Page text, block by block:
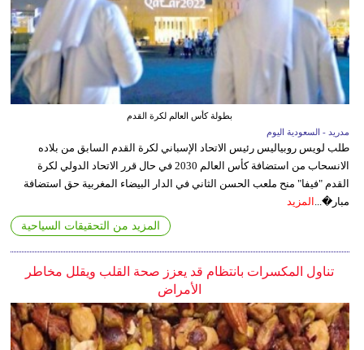
بطولة كأس العالم لكرة القدم
مدريد - السعودية اليوم
طلب لويس روبياليس رئيس الاتحاد الإسباني لكرة القدم السابق من بلاده
الانسحاب من استضافة كأس العالم 2030 في حال قرر الاتحاد الدولي لكرة
القدم "فيفا" منح ملعب الحسن الثاني في الدار البيضاء المغربية حق استضافة
مبار�...
المزيد
المزيد من التحقيقات السياحية
تناول المكسرات بانتظام قد يعزز صحة القلب ويقلل مخاطر
الأمراض